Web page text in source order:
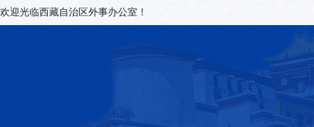
欢迎光临西藏自治区外事办公室！